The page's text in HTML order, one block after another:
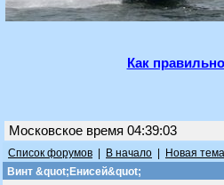
Как
Московское время 04:39:03
Список форумов В начало Новая тема
Винт &quot;Енисей&quot;